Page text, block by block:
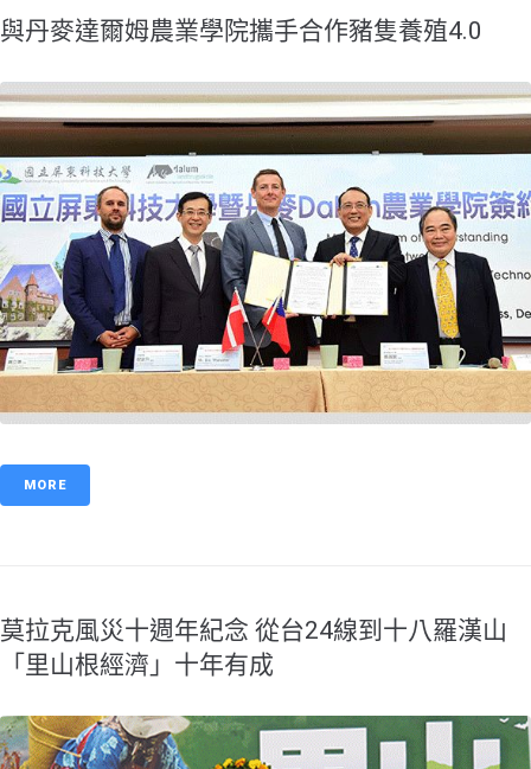
與丹麥達爾姆農業學院攜手合作豬隻養殖4.0
MORE
莫拉克風災十週年紀念 從台24線到十八羅漢山
「里山根經濟」十年有成